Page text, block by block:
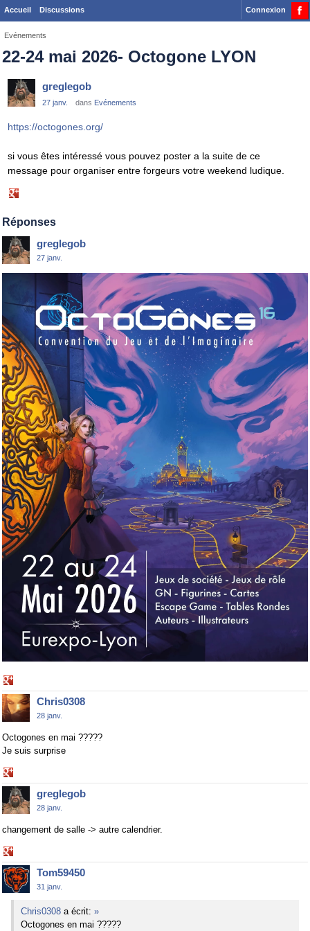
Accueil Discussions Connexion
Evénements
22-24 mai 2026- Octogone LYON
greglegob
27 janv. dans Evénements
https://octogones.org/
si vous êtes intéressé vous pouvez poster a la suite de ce
message pour organiser entre forgeurs votre weekend ludique.
Google+
Réponses
greglegob
27 janv.
on
Google+Chris0308
28 janv.
Octogones en mai ?????
Je suis surprise
on
Google+greglegob
28 janv.
changement de salle -> autre calendrier.
on
Google+Tom59450
31 janv.
Chris0308 a écrit: »
Octogones en mai ?????